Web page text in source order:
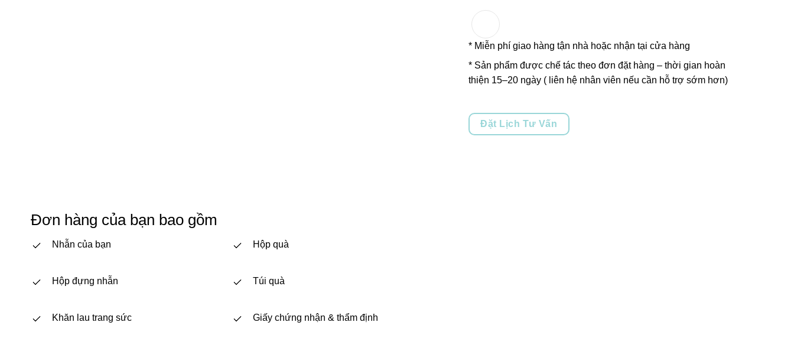
* Miễn phí giao hàng tận nhà hoặc nhận tại cửa hàng
* Sản phẩm được chế tác theo đơn đặt hàng – thời gian hoàn
thiện 15–20 ngày ( liên hệ nhân viên nếu cần hỗ trợ sớm hơn)
Đặt Lịch Tư Vấn
Đơn hàng của bạn bao gồm
Nhẫn của bạn
Hộp đựng nhẫn
Khăn lau trang sức
Hộp quà
Túi quà
Giấy chứng nhận & thẩm định